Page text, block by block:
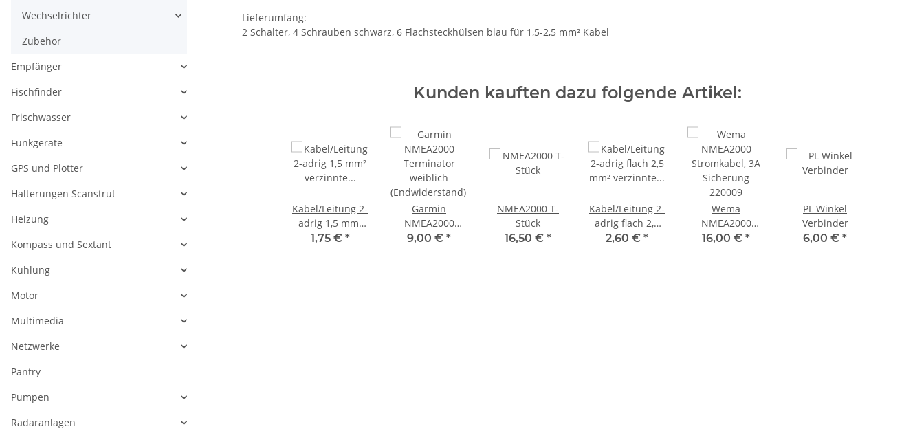
Lieferumfang:
2 Schalter, 4 Schrauben schwarz, 6 Flachsteckhülsen blau für 1,5-2,5 mm² Kabel
Kunden kauften dazu folgende Artikel:
Kabel/Leitung 2-
adrig 1,5 mm²
verzinnte
1,75 € *
Garmin
NMEA2000
Terminator
9,00 € *
NMEA2000 T-
Stück
16,50 € *
Kabel/Leitung 2-
adrig flach 2,5
mm² verzinnte
2,60 € *
Wema
NMEA2000
Stromkabel, 3A
16,00 € *
PL Winkel
Verbinder
6,00 € *
Wechselrichter
Zubehör
Empfänger
Fischfinder
Frischwasser
Funkgeräte
GPS und Plotter
Halterungen Scanstrut
Heizung
Kompass und Sextant
Kühlung
Motor
Multimedia
Netzwerke
Pantry
Pumpen
Radaranlagen